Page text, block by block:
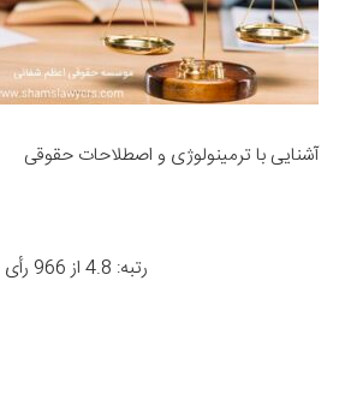
آشنایی با ترمینولوژی و اصطلاحات حقوقی
رتبه: 4.8 از 966 رأی